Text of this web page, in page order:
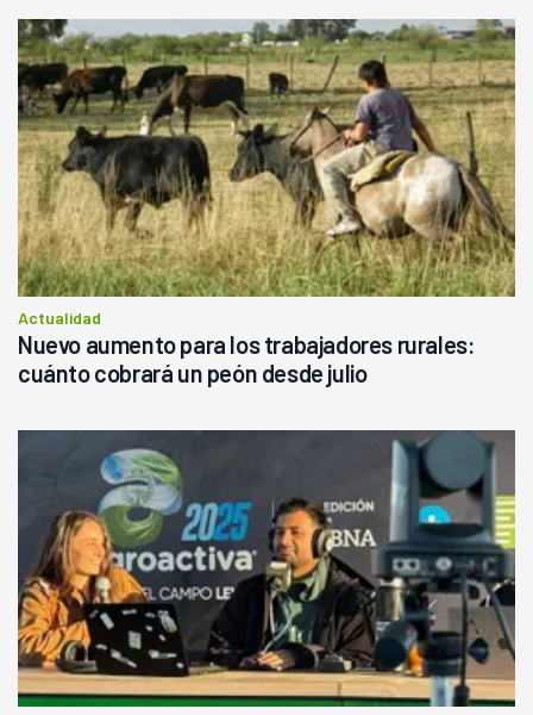
Actualidad
Nuevo aumento para los trabajadores rurales:
cuánto cobrará un peón desde julio